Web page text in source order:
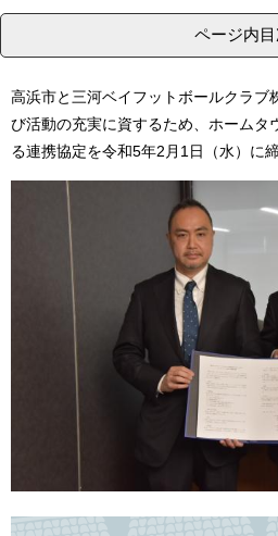
ページ内目
高浜市と三河ベイフットボールクラブ
び活動の充実に資するため、ホームタ
る連携協定を令和5年2月1日（水）に